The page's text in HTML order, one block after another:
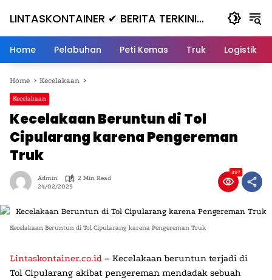
LINTASKONTAINER ✔ BERITA TERKINI
KONTAINER TERBARU HARI INI
Home Pelabuhan Peti Kemas Truk Logistik
Home Kecelakaan
Kecelakaan
Kecelakaan Beruntun di Tol
Cipularang karena Pengereman
Truk
Admin
2 Min Read
24/02/2025
397
Kecelakaan Beruntun di Tol Cipularang karena Pengereman Truk
Lintaskontainer.co.id – Kecelakaan beruntun terjadi di
Tol Cipularang akibat pengereman mendadak sebuah